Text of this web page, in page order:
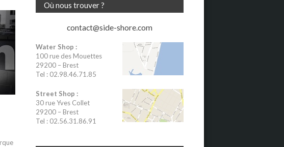
Où nous trouver ?
contact@side-shore.com
Water Shop :
100 rue des Mouettes
29200 – Brest
Tel : 02.98.46.71.85
Street Shop :
30 rue Yves Collet
29200 – Brest
Tel : 02.56.31.86.91